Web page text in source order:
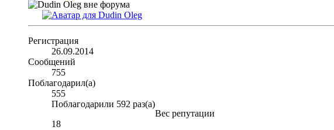
Регистрация
26.09.2014
Сообщений
755
Поблагодарил(а)
555
Поблагодарили 592 раз(а)
Вес репутации
18